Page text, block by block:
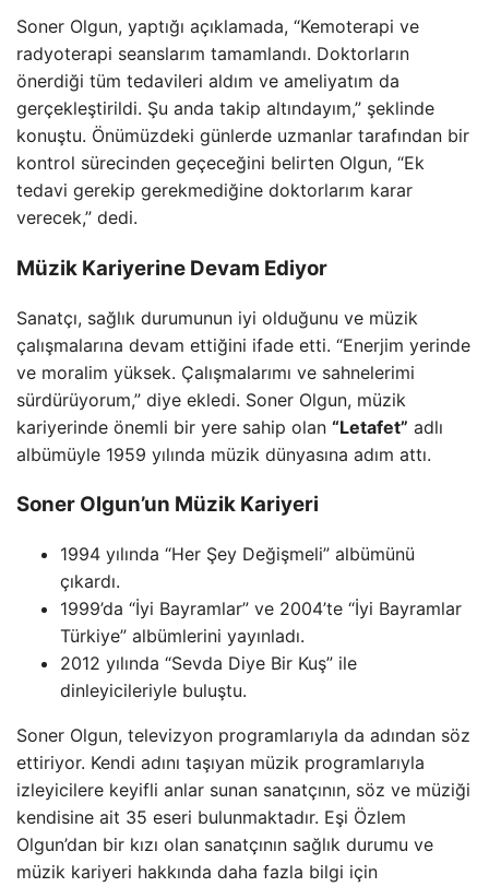
Soner Olgun, yaptığı açıklamada, “Kemoterapi ve
radyoterapi seanslarım tamamlandı. Doktorların
önerdiği tüm tedavileri aldım ve ameliyatım da
gerçekleştirildi. Şu anda takip altındayım,” şeklinde
konuştu. Önümüzdeki günlerde uzmanlar tarafından bir
kontrol sürecinden geçeceğini belirten Olgun, “Ek
tedavi gerekip gerekmediğine doktorlarım karar
verecek,” dedi.
Müzik Kariyerine Devam Ediyor
Sanatçı, sağlık durumunun iyi olduğunu ve müzik
çalışmalarına devam ettiğini ifade etti. “Enerjim yerinde
ve moralim yüksek. Çalışmalarımı ve sahnelerimi
sürdürüyorum,” diye ekledi. Soner Olgun, müzik
kariyerinde önemli bir yere sahip olan “Letafet” adlı
albümüyle 1959 yılında müzik dünyasına adım attı.
Soner Olgun’un Müzik Kariyeri
1994 yılında “Her Şey Değişmeli” albümünü
çıkardı.
1999’da “İyi Bayramlar” ve 2004’te “İyi Bayramlar
Türkiye” albümlerini yayınladı.
2012 yılında “Sevda Diye Bir Kuş” ile
dinleyicileriyle buluştu.
Soner Olgun, televizyon programlarıyla da adından söz
ettiriyor. Kendi adını taşıyan müzik programlarıyla
izleyicilere keyifli anlar sunan sanatçının, söz ve müziği
kendisine ait 35 eseri bulunmaktadır. Eşi Özlem
Olgun’dan bir kızı olan sanatçının sağlık durumu ve
müzik kariyeri hakkında daha fazla bilgi için